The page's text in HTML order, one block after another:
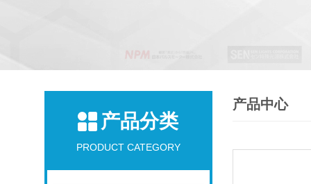
产品分类
PRODUCT CATEGORY
产品中心